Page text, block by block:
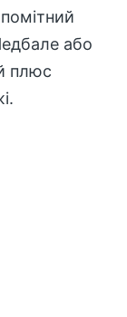
або
плюс